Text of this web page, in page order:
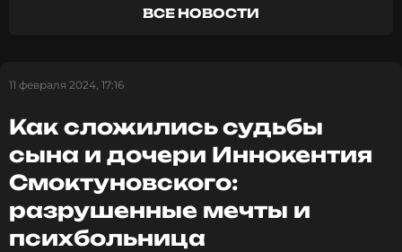
корпоративах.
ФОТО: ТАСС
Читайте нас в Одноклассниках,
чтобы оставаться в курсе событий
ВСЕ НОВОСТИ
11 февраля 2024, 17:16
Как сложились судьбы
сына и дочери Иннокентия
Смоктуновского:
разрушенные мечты и
психбольница